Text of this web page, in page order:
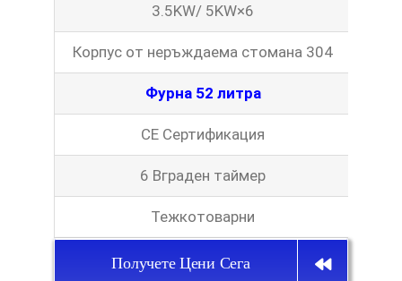
3.5KW/ 5KW×6
Корпус от неръждаема стомана 304
Фурна 52 литра
CE Сертификация
6 Вграден таймер
Тежкотоварни
Получете Цени Сега